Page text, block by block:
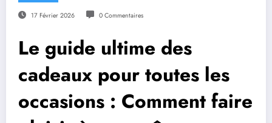
17 Février 2026 0 Commentaires
Le guide ultime des
cadeaux pour toutes les
occasions : Comment faire